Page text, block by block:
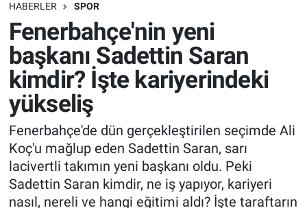
HABERLER SPOR
Fenerbahçe'nin yeni
başkanı Sadettin Saran
kimdir? İşte kariyerindeki
yükseliş
Fenerbahçe'de dün gerçekleştirilen seçimde Ali
Koç'u mağlup eden Sadettin Saran, sarı
lacivertli takımın yeni başkanı oldu. Peki
Sadettin Saran kimdir, ne iş yapıyor, kariyeri
nasıl, nereli ve hangi eğitimi aldı? İşte taraftarın
Bilim turu
Bilim ve Teknoloji Evreni
Doğa Konuşuyor
Dünya
Ege Saati
Ege'den Esintiler
Dünya
Teknoloji
Sağlık
Spor
Yayın Akışı
İletişim
Trafik Durumu
Süper Lig Puan Durumu ve Fikstür
Tüm Manşetler
Son Dakika Haberleri
Haber Arşivi